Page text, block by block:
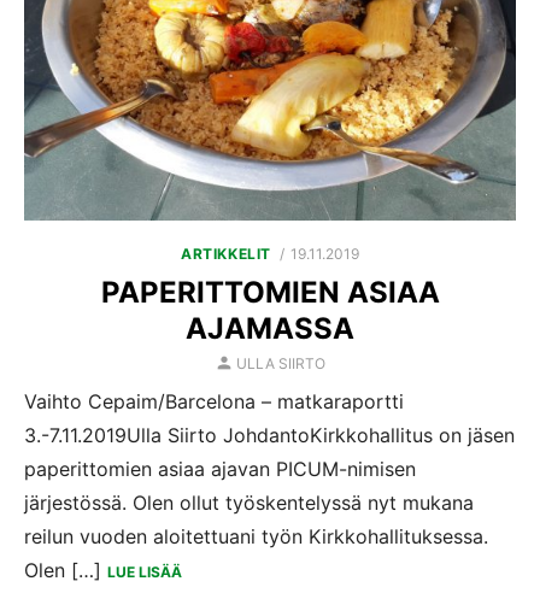
ARTIKKELIT
POSTED
19.11.2019
PAPERITTOMIEN ASIAA
AJAMASSA
AUTHOR
ULLA SIIRTO
Vaihto Cepaim/Barcelona – matkaraportti
3.-7.11.2019Ulla Siirto JohdantoKirkkohallitus on jäsen
paperittomien asiaa ajavan PICUM-nimisen
järjestössä. Olen ollut työskentelyssä nyt mukana
reilun vuoden aloitettuani työn Kirkkohallituksessa.
Olen […] LUE LISÄÄ